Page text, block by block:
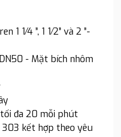
1 1⁄4 ”, 1 1⁄2” và 2 ”-
- Mặt bích nhôm
đa 20 mỗi phút
kết hợp theo yêu